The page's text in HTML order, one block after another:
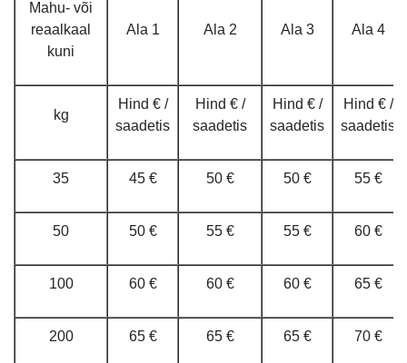
Mahu- või
reaalkaal
kuni
Ala 1 Ala 2 Ala 3 Ala 4
kg
Hind € /
saadetis
Hind € /
saadetis
Hind € /
saadetis
Hind € /
saadetis
35 45 € 50 € 50 € 55 €
50 50 € 55 € 55 € 60 €
100 60 € 60 € 60 € 65 €
200 65 € 65 € 65 € 70 €